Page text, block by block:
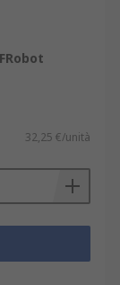
32,25 €/unità